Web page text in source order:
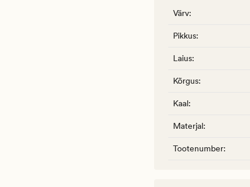
Värv:
Pikkus:
Laius:
Kõrgus:
Kaal:
Materjal:
Tootenumber: